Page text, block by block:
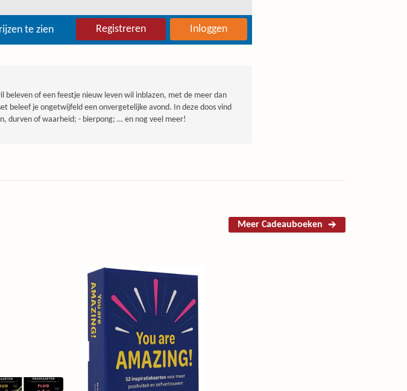
te zien Registreren Inloggen
beleven of een feestje nieuw leven wil inblazen, met de meer dan
beleef je ongetwijfeld een onvergetelijke avond. In deze doos vind
durven of waarheid; - bierpong; … en nog veel meer!
Meer Cadeauboeken